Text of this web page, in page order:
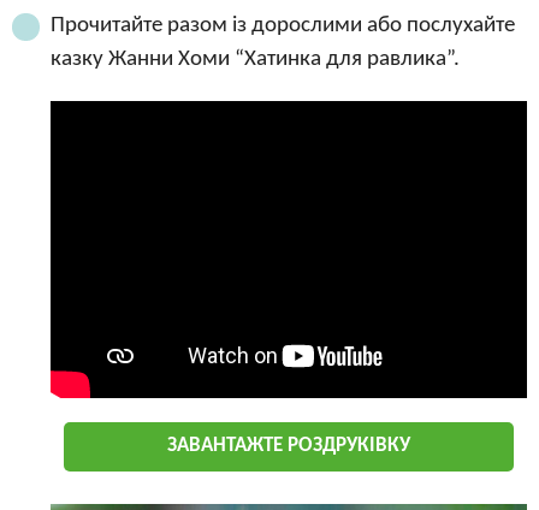
Прочитайте разом із дорослими або послухайте
казку Жанни Хоми “Хатинка для равлика”.
ЗАВАНТАЖТЕ РОЗДРУКІВКУ